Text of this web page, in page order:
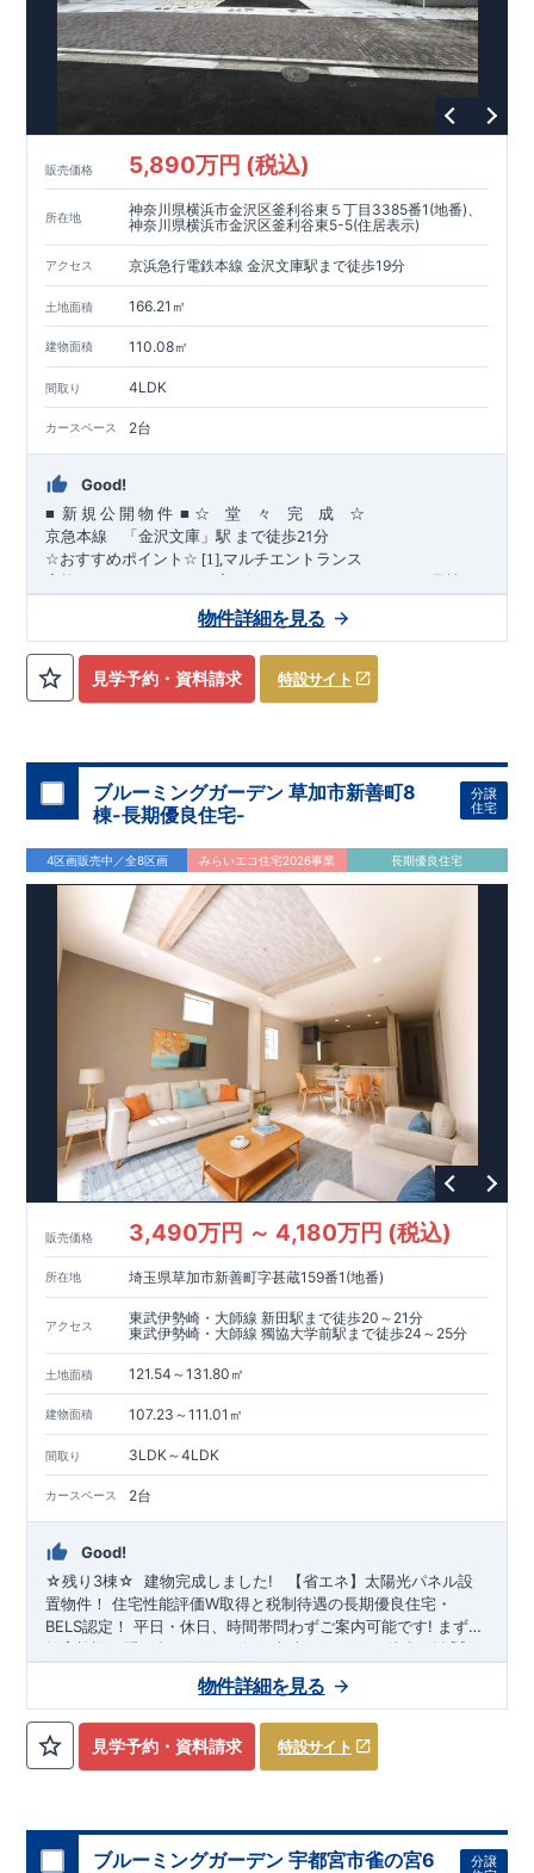
販売価格 5,890万円 (税込)
所在地
神奈川県横浜市金沢区釜利谷東５丁目3385番1(地番)、
神奈川県横浜市金沢区釜利谷東5-5(住居表示)
アクセス 京浜急行電鉄本線 金沢文庫駅まで徒歩19分
土地面積 166.21㎡
建物面積 110.08㎡
間取り 4LDK
カースペース 2台
Good!
■ 新 規 公 開 物 件 ■ ☆ 堂 々 完 成 ☆
京急本線 「金沢文庫」駅 まで徒歩21分
☆おすすめポイント ☆ [1],マルチエントランス
【全居室クローゼット完備】
お子様のお洋服の収納にも困らない
【床下収納】​【可動棚4段】​【大容量シューズクローゼット】
などの、あったらうれしい収納完備☆
[3], テラス ★
家族の団らんやガーデニング、ちょっとしたアウトドアにも活
用できます♪(4号棟)
[4],上部吹抜け
上部吹抜けによって光と風が通り、リビング全体が明るく快適
と“ 開放感”を感じられる空間。
◎
暮らしに寄り添う住環境
◎
～徒歩圏内～
教育環境
／コンビニ/ドラッグストア／
【教育施設】
カナリヤ幼稚園 約840m （徒歩11 分）​アイン金沢文庫保育
（徒歩14 分）
マミーズエンジェル金沢文庫駅前保
育園 約
1400m（徒歩18分）​ 釜利谷小学校 約822m （徒歩
釜利谷中学校 約1700m（徒歩22分）
【買い物施設】 ​ローソン横浜釜利谷東五丁目店 約190m
3分）​セブン-イレブン横浜釜利谷東 3丁目店 約 750m （徒歩
10分）​そうてつローゼン釜利谷店 約1000m （徒歩13 分）​ク
リエイト S・D金沢釜利谷店 約750m（徒歩10
【その他施設】
みやざき内科医院 約154m（徒歩2分）
金沢白百合クリニッ
（徒歩4 分）
自然公園 約400m（徒歩5分）​ 夏山東公園 約667m（徒歩
分）
■東栄住宅の家作り■​■ブルーミングガーデンのこだわり■
​↑各タイトルをクリック↑ ​​■長期優良住宅取得
【国が定めた７つの技術基準をクリア
】 １
２劣化対
策/３維持管理性 ４住宅面積/５省エネルギー性/６居住環境/７
持保全管理​ ​■住宅性能評価ダブル取得​スマートフォンで見やす
い特設サイトはこちら★​物件のご案内は、
です☆​スムーズにご案内が可能♪​お気軽にお問い合わせくださ
い♪
お問い合わせお待ちしております
※未完成の場合は、現地確認の他に近くにある同仕様の完成物
件をご案内致します。
見学予約・資料請求 特設サイト
物件詳細を見る
ブルーミングガーデン 草加市新善町8
棟-長期優良住宅-
分譲
住宅
4区画販売中／全8区画 みらいエコ住宅2026事業 長期優良住宅
販売価格 3,490万円 ～ 4,180万円 (税込)
所在地 埼玉県草加市新善町字甚蔵159番1(地番)
アクセス
東武伊勢崎・大師線 新田駅まで徒歩20～21分
東武伊勢崎・大師線 獨協大学前駅まで徒歩24～25分
土地面積 121.54～131.80㎡
建物面積 107.23～111.01㎡
間取り 3LDK～4LDK
カースペース 2台
Good!
☆残り 3棟☆ ​ ​建物完成しました!
【省エネ】太陽光パネル設
置物件！ 住宅性能評価W取得と税制待遇の長期優良住宅・
BELS認定！ 平日・休日、時間帯問わずご案内可能です! まずは
お気軽にお問い合わせください!
東武スカイツリーライン「新
◎物件のポイント 敷地は、36坪～
教育施設、スーパー、コンビニ、クリニックなど 徒歩7分 以内
（号棟による）​・勉強や仕事用に便利な空
・LDKは空間演出した折り上げ天井 ・開放感のある
ド風オープンキッチン』
時や花粉の時期のお洗濯も安心『浴室乾燥暖房機』​​スマート
フォンで見やすい特設サイトはこちら​https://www.e-
見学予約・資料請求 特設サイト
物件詳細を見る
ブルーミングガーデン 宇都宮市雀の宮6
分譲